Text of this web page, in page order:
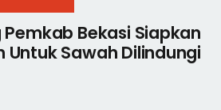
Bekasi Siapkan
Untuk Sawah Dilindungi